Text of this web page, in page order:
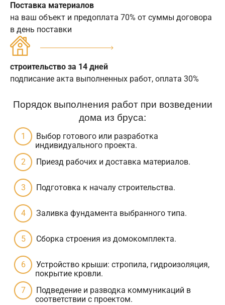
Поставка материалов
на ваш объект и предоплата 70% от суммы договора
в день поставки
строительство за 14 дней
подписание акта выполненных работ, оплата 30%
Порядок выполнения работ при возведении
дома из бруса:
Выбор готового или разработка
индивидуального проекта.
Приезд рабочих и доставка материалов.
Подготовка к началу строительства.
Заливка фундамента выбранного типа.
Сборка строения из домокомплекта.
Устройство крыши: стропила, гидроизоляция,
покрытие кровли.
Подведение и разводка коммуникаций в
соответствии с проектом.